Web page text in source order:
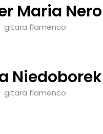
Maria Nero
gitara flamenco
Niedoborek
gitara flamenco